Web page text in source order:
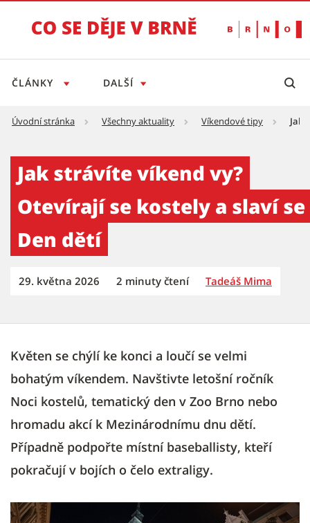
ČLÁNKY DALŠÍ
Úvodní stránka Všechny aktuality Víkendové tipy Jak
Jak strávíte víkend vy?
Otevírají se kostely a slaví se
Den dětí
29. května 2026 2 minuty čtení Tadeáš Mima
Květen se chýlí ke konci a loučí se velmi
bohatým víkendem. Navštivte letošní ročník
Noci kostelů, tematický den v Zoo Brno nebo
hromadu akcí k Mezinárodnímu dnu dětí.
Případně podpořte místní baseballisty, kteří
pokračují v bojích o čelo extraligy.